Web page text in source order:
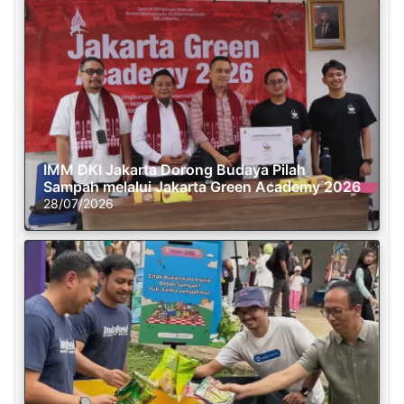
IMM DKI Jakarta Dorong Budaya Pilah
Sampah melalui Jakarta Green Academy 2026
28/07/2026